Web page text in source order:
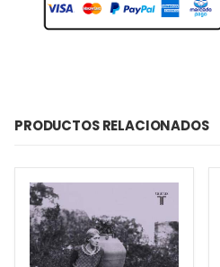
PRODUCTOS RELACIONADOS